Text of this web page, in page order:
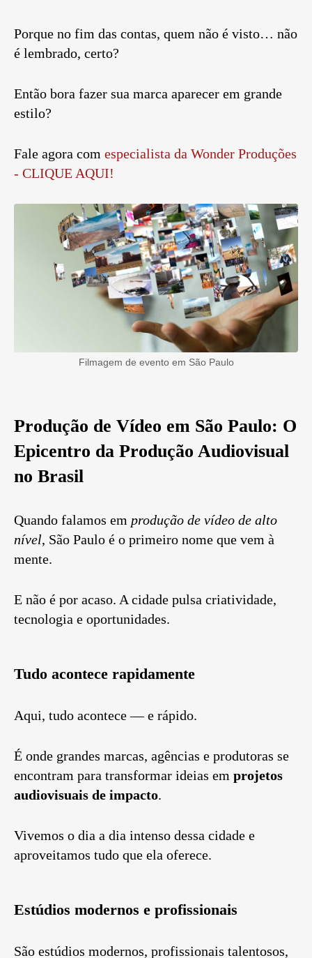
Porque no fim das contas, quem não é visto… não
é lembrado, certo?
Então bora fazer sua marca aparecer em grande
estilo?
Fale agora com especialista da Wonder Produções
- CLIQUE AQUI!
Filmagem de evento em São Paulo
Produção de Vídeo em São Paulo: O
Epicentro da Produção Audiovisual
no Brasil
Quando falamos em produção de vídeo de alto
nível, São Paulo é o primeiro nome que vem à
mente.
E não é por acaso. A cidade pulsa criatividade,
tecnologia e oportunidades.
Tudo acontece rapidamente
Aqui, tudo acontece — e rápido.
É onde grandes marcas, agências e produtoras se
encontram para transformar ideias em projetos
audiovisuais de impacto.
Vivemos o dia a dia intenso dessa cidade e
aproveitamos tudo que ela oferece.
Estúdios modernos e profissionais
São estúdios modernos, profissionais talentosos,